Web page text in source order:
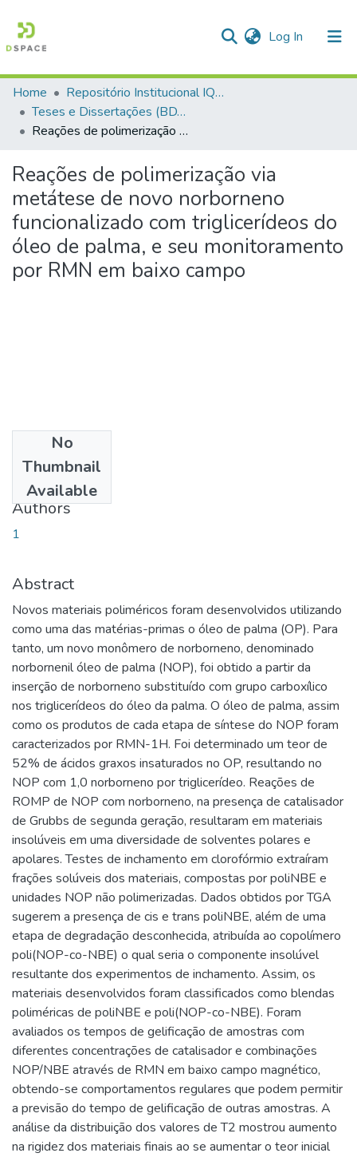
Log In (current)
Communities & Collections
All of DSpace
Statistics
Home
Repositório Institucional IQSC
Teses e Dissertações (BDTD USP)
Reações de polimerização via metátese de novo norborneno funcionalizado com triglicerídeos do óleo de palma, e seu monitoramento por RMN em baixo campo
Reações de polimerização via
metátese de novo norborneno
funcionalizado com triglicerídeos do
óleo de palma, e seu monitoramento
por RMN em baixo campo
No
Thumbnail
Available
2016-04-05
Authors
1
Abstract
Novos materiais poliméricos foram desenvolvidos utilizando
como uma das matérias-primas o óleo de palma (OP). Para
tanto, um novo monômero de norborneno, denominado
norbornenil óleo de palma (NOP), foi obtido a partir da
inserção de norborneno substituído com grupo carboxílico
nos triglicerídeos do óleo da palma. O óleo de palma, assim
como os produtos de cada etapa de síntese do NOP foram
caracterizados por RMN-1H. Foi determinado um teor de
52% de ácidos graxos insaturados no OP, resultando no
NOP com 1,0 norborneno por triglicerídeo. Reações de
ROMP de NOP com norborneno, na presença de catalisador
de Grubbs de segunda geração, resultaram em materiais
insolúveis em uma diversidade de solventes polares e
apolares. Testes de inchamento em clorofórmio extraíram
frações solúveis dos materiais, compostas por poliNBE e
unidades NOP não polimerizadas. Dados obtidos por TGA
sugerem a presença de cis e trans poliNBE, além de uma
etapa de degradação desconhecida, atribuída ao copolímero
poli(NOP-co-NBE) o qual seria o componente insolúvel
resultante dos experimentos de inchamento. Assim, os
materiais desenvolvidos foram classificados como blendas
poliméricas de poliNBE e poli(NOP-co-NBE). Foram
avaliados os tempos de gelificação de amostras com
diferentes concentrações de catalisador e combinações
NOP/NBE através de RMN em baixo campo magnético,
obtendo-se comportamentos regulares que podem permitir
a previsão do tempo de gelificação de outras amostras. A
análise da distribuição dos valores de T2 mostrou aumento
na rigidez dos materiais finais ao se aumentar o teor inicial